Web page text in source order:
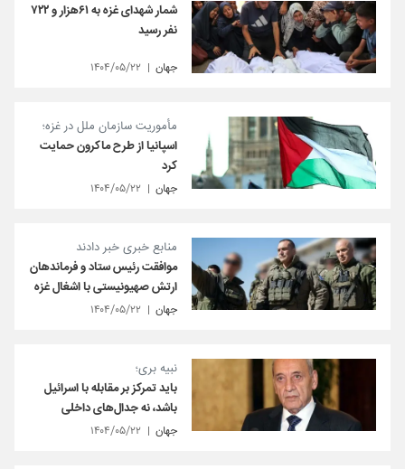
شمار شهدای غزه به ۶۱هزار و ۷۲۲
نفر رسید
جهان ۱۴۰۴/۰۵/۲۲
مأموریت سازمان ملل در غزه؛
اسپانیا از طرح ماکرون حمایت
کرد
جهان ۱۴۰۴/۰۵/۲۲
منابع خبری خبر دادند
موافقت رئیس ستاد و فرماندهان
ارتش صهیونیستی با اشغال غزه
جهان ۱۴۰۴/۰۵/۲۲
نبیه بری؛
باید تمرکز بر مقابله با اسرائیل
باشد، نه جدال‌های داخلی
جهان ۱۴۰۴/۰۵/۲۲